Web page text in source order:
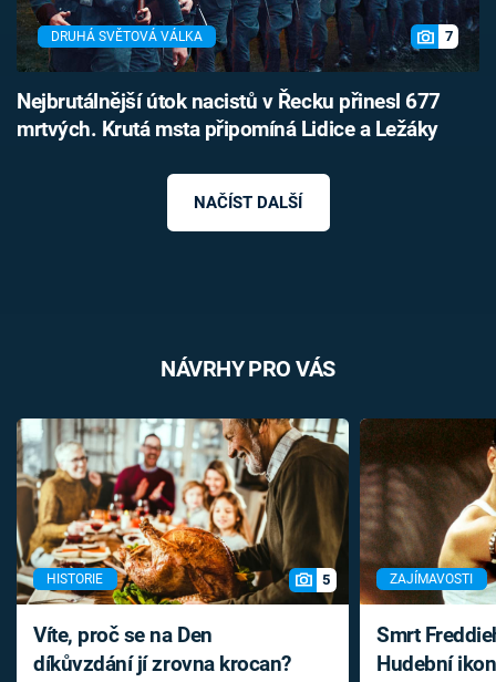
DRUHÁ SVĚTOVÁ VÁLKA 7
Nejbrutálnější útok nacistů v Řecku přinesl 677
mrtvých. Krutá msta připomíná Lidice a Ležáky
NAČÍST DALŠÍ
NÁVRHY PRO VÁS
HISTORIE 5
Víte, proč se na Den
díkůvzdání jí zrovna krocan?
ZAJÍMAVOSTI
Smrt
Hudební